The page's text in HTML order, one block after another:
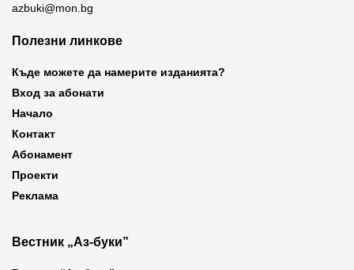
azbuki@mon.bg
Полезни линкове
Къде можете да намерите изданията?
Вход за абонати
Начало
Контакт
Абонамент
Проекти
Реклама
Вестник „Аз-буки”